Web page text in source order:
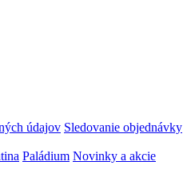
údajov Sledovanie objednávky
Paládium Novinky a akcie